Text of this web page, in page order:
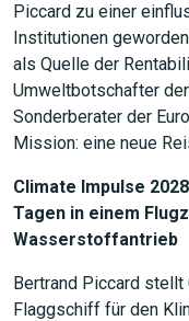
Piccard zu einer
Institutionen
als Quelle der
Umweltbotschafter
Sonderberater der
Mission: eine neue
Climate Impulse
Tagen in einem
Wasserstoffantrieb
Bertrand Piccard stellt
Flaggschiff für den